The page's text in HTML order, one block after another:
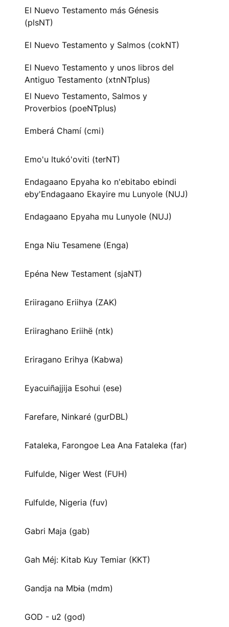
El Nuevo Testamento más Génesis
(plsNT)
El Nuevo Testamento y Salmos (cokNT)
El Nuevo Testamento y unos libros del
Antiguo Testamento (xtnNTplus)
El Nuevo Testamento, Salmos y
Proverbios (poeNTplus)
Emberá Chamí (cmi)
Emo'u Itukó'oviti (terNT)
Endagaano Epyaha ko n'ebitabo ebindi
eby'Endagaano Ekayire mu Lunyole (NUJ)
Endagaano Epyaha mu Lunyole (NUJ)
Enga Niu Tesamene (Enga)
Epéna New Testament (sjaNT)
Eriiragano Eriihya (ZAK)
Eriiraghano Eriihë (ntk)
Eriragano Erihya (Kabwa)
Eyacuiñajjija Esohui (ese)
Farefare, Ninkaré (gurDBL)
Fataleka, Farongoe Lea Ana Fataleka (far)
Fulfulde, Niger West (FUH)
Fulfulde, Nigeria (fuv)
Gabri Maja (gab)
Gah Méj: Kitab Kuy Temiar (KKT)
Gandja na Mbɨa (mdm)
GOD - u2 (god)